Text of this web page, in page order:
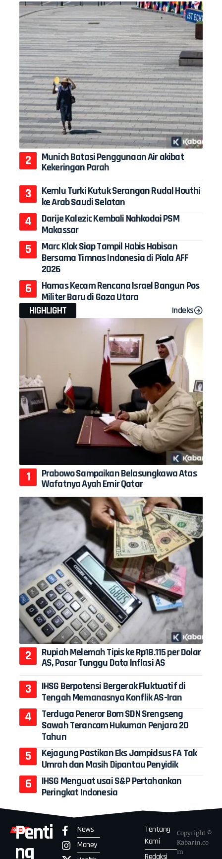
Munich Batasi Penggunaan Air akibat
Kekeringan Parah
Kemlu Turki Kutuk Serangan Rudal Houthi
ke Arab Saudi Selatan
Darije Kalezic Kembali Nahkodai PSM
Makassar
Marc Klok Siap Tampil Habis Habisan
Bersama Timnas Indonesia di Piala AFF
2026
Hamas Kecam Rencana Israel Bangun Pos
Militer Baru di Gaza Utara
HIGHLIGHT
Indeks
Prabowo Sampaikan Belasungkawa Atas
Wafatnya Ayah Emir Qatar
Rupiah Melemah Tipis ke Rp18.115 per Dolar
AS, Pasar Tunggu Data Inflasi AS
IHSG Berpotensi Bergerak Fluktuatif di
Tengah Memanasnya Konflik AS-Iran
Terduga Peneror Bom SDN Srengseng
Sawah Terancam Hukuman Penjara 20
Tahun
Kejagung Pastikan Eks Jampidsus FA Tak
Umrah dan Masih Dipantau Penyidik
IHSG Menguat usai S&P Pertahankan
Peringkat Indonesia
Penti
ng
News
Money
Tentang
Kami
Redaksi
Copyright ©
Kabarin.co
m